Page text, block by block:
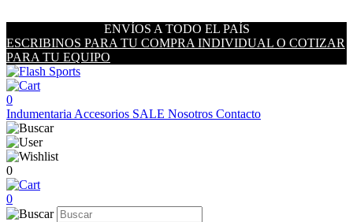
ENVÍOS A TODO EL PAÍS
ESCRIBINOS PARA TU COMPRA INDIVIDUAL O COTIZAR
PARA TU EQUIPO
0
Indumentaria Accesorios SALE Nosotros Contacto
0
0